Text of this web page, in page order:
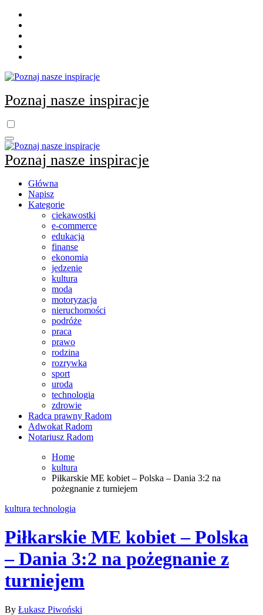
Skip
content
Poznaj nasze inspiracje
Poznaj nasze inspiracje
Główna
Napisz
Kategorie
ciekawostki
e-commerce
edukacja
finanse
ekonomia
jedzenie
kultura
moda
motoryzacja
nieruchomości
podróże
praca
prawo
rodzina
rozrywka
sport
uroda
technologia
zdrowie
Radca prawny Radom
Adwokat Radom
Notariusz Radom
Home
kultura
Piłkarskie ME kobiet – Polska – Dania 3:2 na
pożegnanie z turniejem
kultura technologia
Piłkarskie ME kobiet – Polska
– Dania 3:2 na pożegnanie z
turniejem
By Łukasz Piwoński